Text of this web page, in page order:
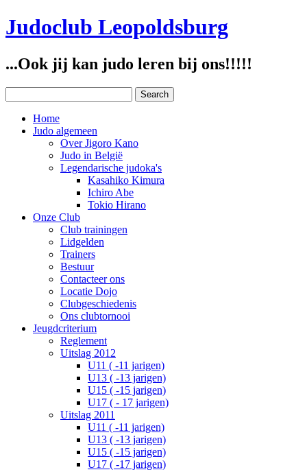
Judoclub Leopoldsburg
...Ook jij kan judo leren bij ons!!!!!
Home
Judo algemeen
Over Jigoro Kano
Judo in België
Legendarische judoka's
Kasahiko Kimura
Ichiro Abe
Tokio Hirano
Onze Club
Club trainingen
Lidgelden
Trainers
Bestuur
Contacteer ons
Locatie Dojo
Clubgeschiedenis
Ons clubtornooi
Jeugdcriterium
Reglement
Uitslag 2012
U11 ( -11 jarigen)
U13 ( -13 jarigen)
U15 ( -15 jarigen)
U17 ( - 17 jarigen)
Uitslag 2011
U11 ( -11 jarigen)
U13 ( -13 jarigen)
U15 ( -15 jarigen)
U17 ( -17 jarigen)